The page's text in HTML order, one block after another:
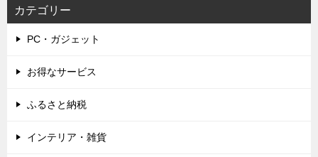
カテゴリー
PC・ガジェット
お得なサービス
ふるさと納税
インテリア・雑貨